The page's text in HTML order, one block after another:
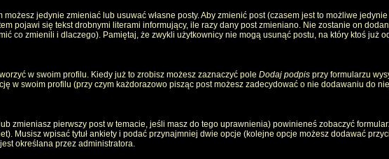
jedynie zmieniać lub usuwać własne posty. Aby zmienić post (czasem jest to możliwe
pojawi się tekst drobnymi literami informujący, ile razy dany post zmieniano. Nie zostanie on
co zmienili i dlaczego). Pamiętaj, że zwykli użytkownicy nie mogą usunąć postu, na który ktoś już
w swoim profilu. Kiedy już to zrobisz możesz zaznaczyć pole Dodaj podpis przy formularzu
w swoim profilu (przy czym każdorazowo pisząc post możesz zadecydować o nie dodawaniu do
zmieniasz pierwszy post w temacie, jeśli masz do tego uprawnienia) powinieneś zobaczyć
Musisz wpisać tytuł ankiety i podać przynajmniej dwie opcje (kolejne opcje możesz dodawać
określana przez administratora.